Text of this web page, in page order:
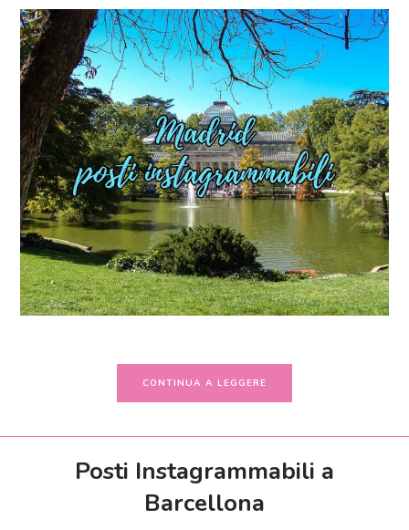
CONTINUA A LEGGERE
Posti Instagrammabili a
Barcellona